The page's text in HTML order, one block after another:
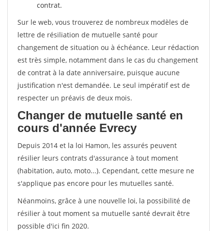
contrat.
Sur le web, vous trouverez de nombreux modèles de
lettre de résiliation de mutuelle santé pour
changement de situation ou à échéance. Leur rédaction
est très simple, notamment dans le cas du changement
de contrat à la date anniversaire, puisque aucune
justification n'est demandée. Le seul impératif est de
respecter un préavis de deux mois.
Changer de mutuelle santé en
cours d'année Evrecy
Depuis 2014 et la loi Hamon, les assurés peuvent
résilier leurs contrats d'assurance à tout moment
(habitation, auto, moto...). Cependant, cette mesure ne
s'applique pas encore pour les mutuelles santé.
Néanmoins, grâce à une nouvelle loi, la possibilité de
résilier à tout moment sa mutuelle santé devrait être
possible d'ici fin 2020.